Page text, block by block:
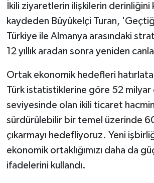
İkili ziyaretlerin ilişkilerin derinliğini
kaydeden Büyükelçi Turan,
Türkiye ile Almanya arasındaki
12 yıllık aradan sonra yeniden
Ortak ekonomik hedefleri
Türk istatistiklerine göre 52 milyar
seviyesinde olan ikili ticaret
sürdürülebilir bir temel üzerinde
çıkarmayı hedefliyoruz. Yeni
ekonomik ortaklığımızı daha da
ifadelerini kullandı.